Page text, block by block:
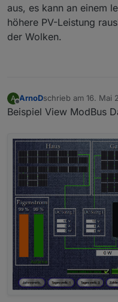
aus, es kann an einem
höhere PV-Leistung
der Wolken.
A
Offline
ArnoDschrieb am 16. Mai
zuletzt editiert von
Beispiel View ModBus